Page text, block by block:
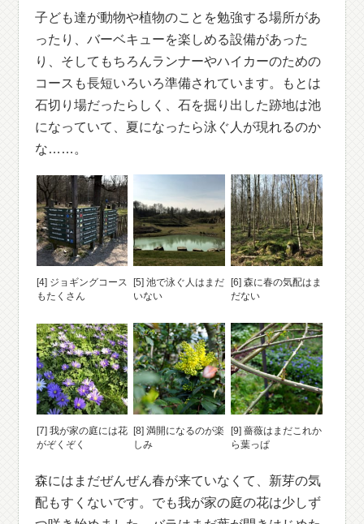
子ども達が動物や植物のことを勉強する場所があ
ったり、バーベキューを楽しめる設備があった
り、そしてもちろんランナーやハイカーのための
コースも長短いろいろ準備されています。もとは
石切り場だったらしく、石を掘り出した跡地は池
になっていて、夏になったら泳ぐ人が現れるのか
な……。
[4] ジョギングコース
もたくさん
[5] 池で泳ぐ人はまだ
いない
[6] 森に春の気配はま
だない
[7] 我が家の庭には花
がぞくぞく
[8] 満開になるのが楽
しみ
[9] 薔薇はまだこれか
ら葉っぱ
森にはまだぜんぜん春が来ていなくて、新芽の気
配もすくないです。でも我が家の庭の花は少しず